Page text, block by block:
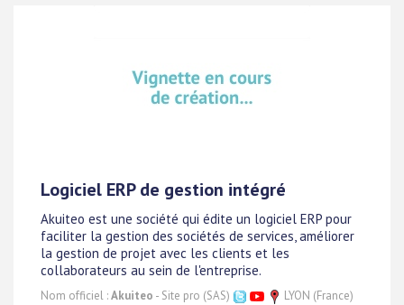
Logiciel ERP de gestion intégré
Akuiteo est une société qui édite un logiciel ERP pour
faciliter la gestion des sociétés de services, améliorer
la gestion de projet avec les clients et les
collaborateurs au sein de l'entreprise.
Nom officiel :Akuiteo - Site pro (SAS) LYON (France)